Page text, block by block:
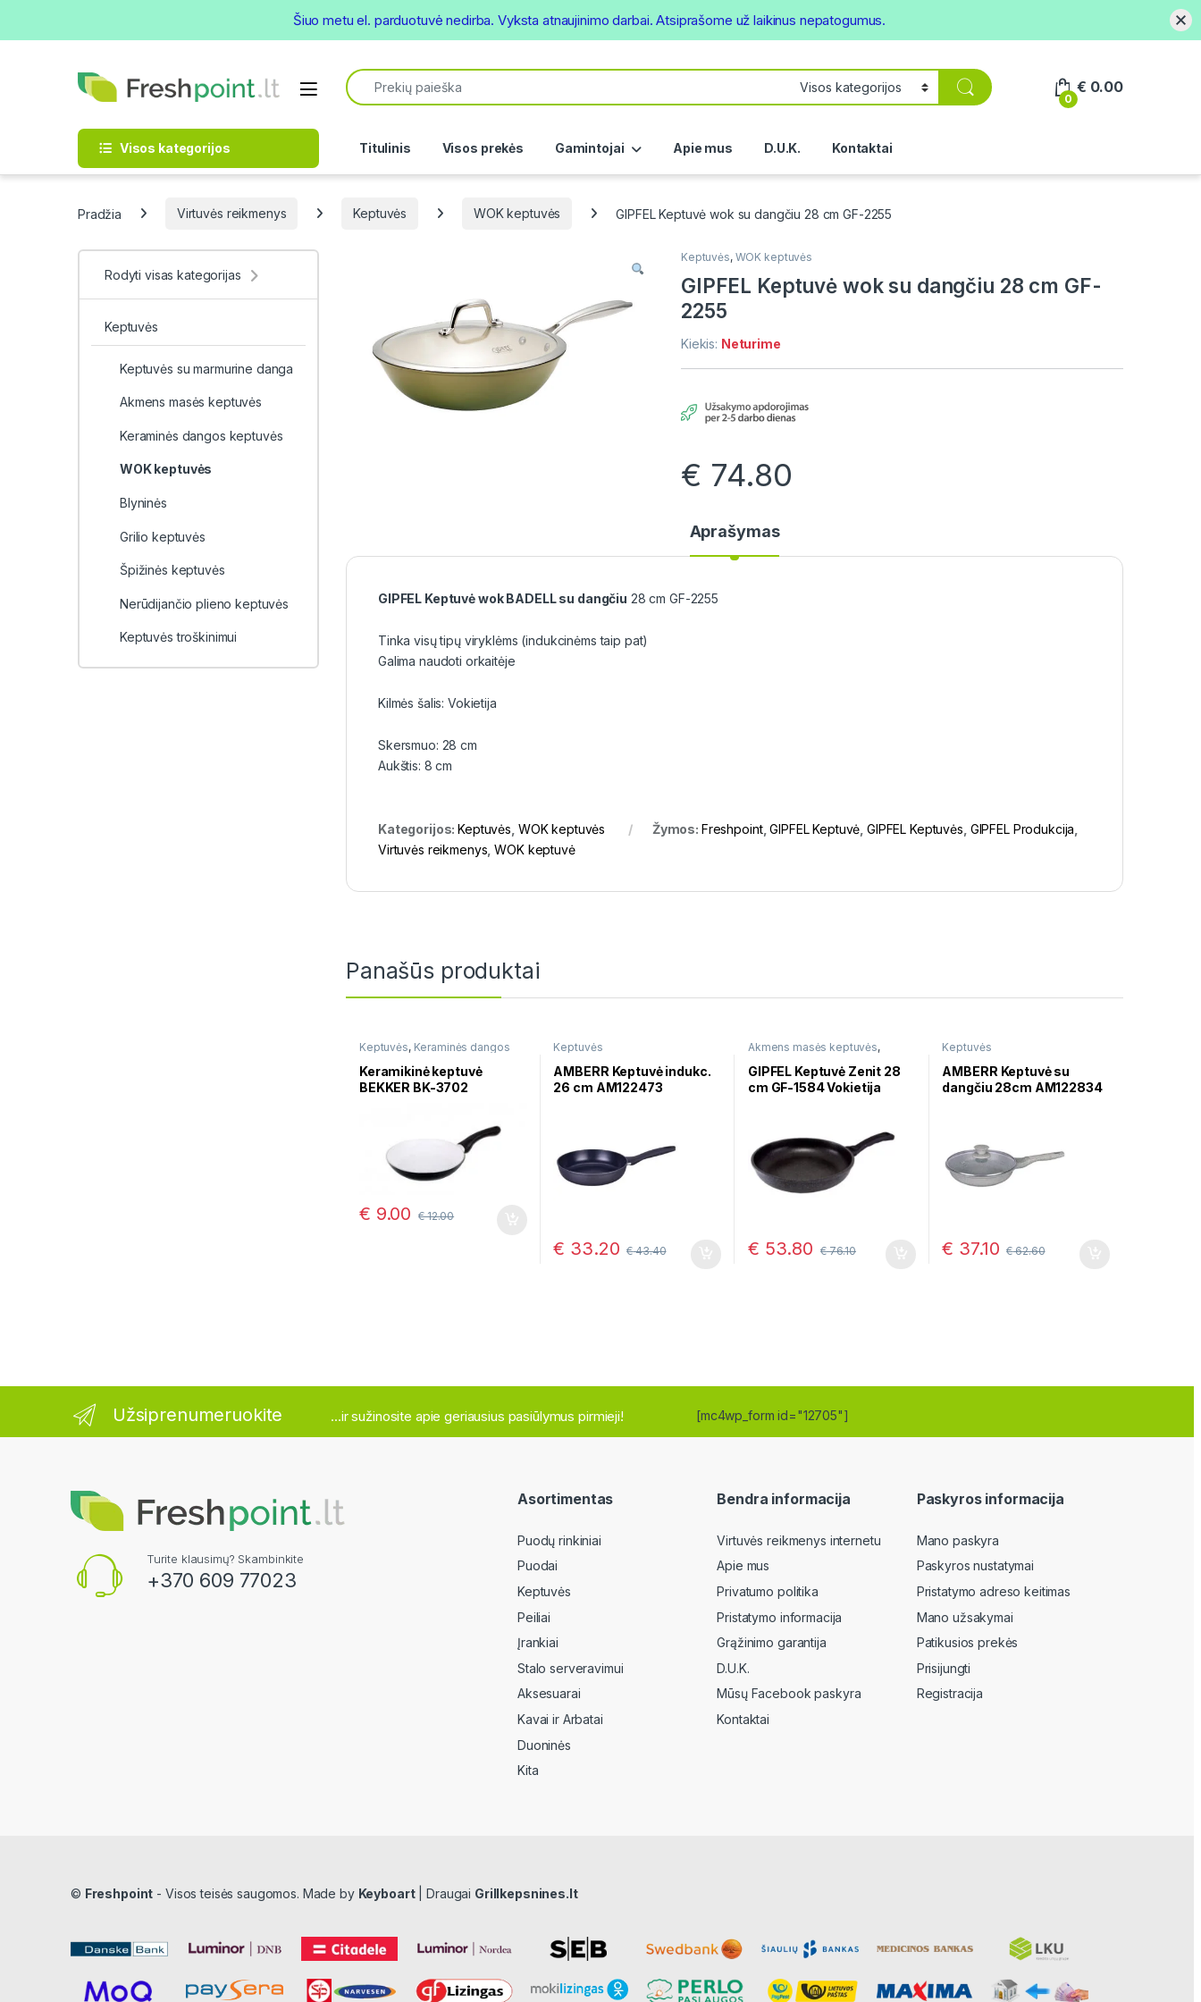
Open
Search for:
0
€ 0.00
Visos kategorijos Titulinis Visos prekės Gamintojai Apie mus D.U.K. Kontaktai
Pradžia Virtuvės reikmenys Keptuvės WOK keptuvės GIPFEL Keptuvė wok su dangčiu 28 cm GF-2255
Keptuvės, WOK keptuvės
GIPFEL Keptuvė wok su dangčiu 28 cm GF-
2255
Kiekis: Neturime
€ 74.80
Aprašymas
GIPFEL Keptuvė wok BADELL su dangčiu 28 cm GF-2255
Tinka visų tipų viryklėms (indukcinėms taip pat)
Galima naudoti orkaitėje
Kilmės šalis: Vokietija
Skersmuo: 28 cm
Aukštis: 8 cm
Kategorijos:Keptuvės WOK keptuvės Žymos: Freshpoint,GIPFEL Keptuvė ,GIPFEL Keptuvės GIPFEL Produkcija
Virtuvės reikmenys ,WOK keptuvė
Panašūs produktai
Keptuvės, Keraminės dangos
Keramikinė keptuvė
BEKKER BK-3702
€ 9.00 €12.00
Keptuvės
AMBERR Keptuvė indukc.
26 cm AM122473
€ 33.20 €43.40
Akmens masės keptuvės,
GIPFEL Keptuvė Zenit 28
cm GF-1584 Vokietija
€ 53.80 €76.10
Keptuvės
AMBERR Keptuvė su
dangčiu 28cm AM122834
€ 37.10 €62.60
Rodyti visas kategorijas
Keptuvės
Keptuvės su marmurine danga
Akmens masės keptuvės
Keraminės dangos keptuvės
WOK keptuvės
Blyninės
Grilio keptuvės
Špižinės keptuvės
Nerūdijančio plieno keptuvės
Keptuvės troškinimui
Užsiprenumeruokite ...ir sužinosite apie geriausius pasiūlymus pirmieji! [mc4wp_form id="12705"]
Turite klausimų? Skambinkite
+370 609 77023
Asortimentas
Puodų rinkiniai
Puodai
Keptuvės
Peiliai
Įrankiai
Stalo serveravimui
Aksesuarai
Kavai ir Arbatai
Duoninės
Kita
Bendra informacija
Virtuvės reikmenys internetu
Apie mus
Privatumo politika
Pristatymo informacija
Grąžinimo garantija
D.U.K.
Mūsų Facebook paskyra
Kontaktai
Paskyros informacija
Mano paskyra
Paskyros nustatymai
Pristatymo adreso keitimas
Mano užsakymai
Patikusios prekės
Prisijungti
Registracija
© Freshpoint - Visos teisės saugomos. Made by Keyboart| Draugai Grillkepsnines.lt
Šiuo metu el. parduotuvė nedirba. Vyksta atnaujinimo darbai. Atsiprašome už laikinus nepatogumus.